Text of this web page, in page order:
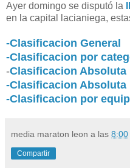
Ayer domingo se disputó la
en la capital lacianiega,
-Clasificacion General
-Clasificacion por
-Clasificacion Absoluta
-Clasificacion Absoluta
-Clasificacion por
media maraton leon a las 8:00
Compartir